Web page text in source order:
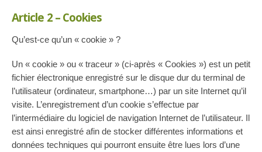
Article 2 – Cookies
Qu’est-ce qu’un « cookie » ?
Un « cookie » ou « traceur » (ci-après « Cookies ») est un petit
fichier électronique enregistré sur le disque dur du terminal de
l’utilisateur (ordinateur, smartphone…) par un site Internet qu’il
visite. L’enregistrement d’un cookie s’effectue par
l’intermédiaire du logiciel de navigation Internet de l’utilisateur. Il
est ainsi enregistré afin de stocker différentes informations et
données techniques qui pourront ensuite être lues lors d’une